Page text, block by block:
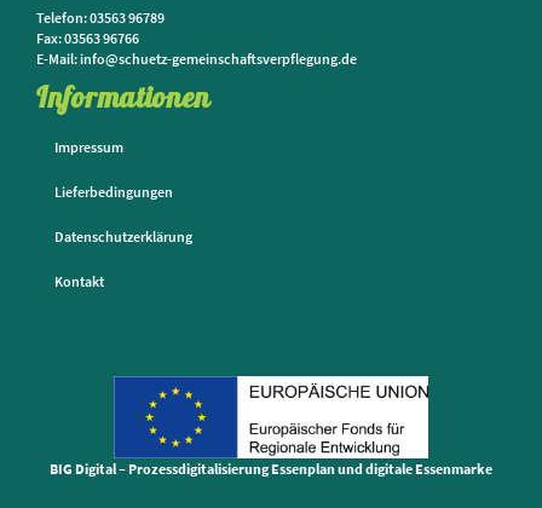
Telefon: 03563 96789
Fax: 03563 96766
E-Mail: info@schuetz-gemeinschaftsverpflegung.de
Informationen
Impressum
Lieferbedingungen
Datenschutzerklärung
Kontakt
BIG Digital – Prozessdigitalisierung Essenplan und digitale Essenmarke